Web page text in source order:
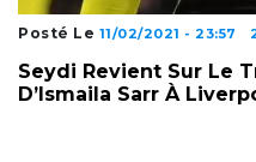
Posté Le 11/02/2021 - 23:57
Seydi Revient Sur Le
D’Ismaila Sarr À